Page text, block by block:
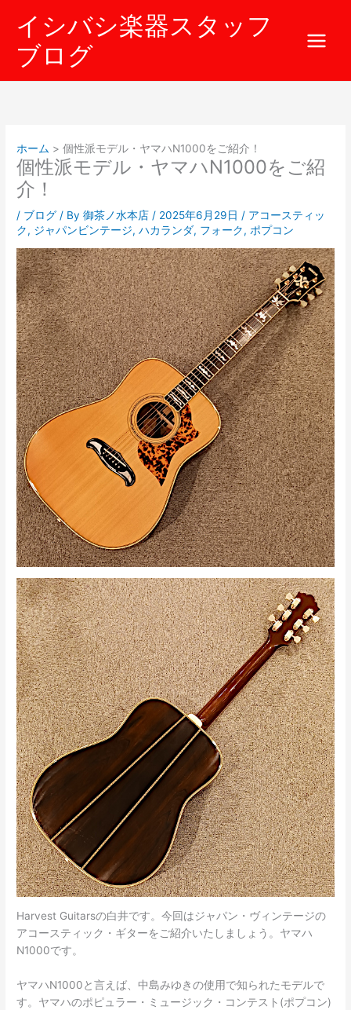
イシバシ楽器スタッフ
ブログ
ホーム 個性派モデル・ヤマハN1000をご紹介！
個性派モデル・ヤマハN1000をご紹
介！
/ ブログ / By御茶ノ水本店 / 2025年6月29日 / アコースティッ
ク, ジャパンビンテージ,ハカランダ, フォーク, ポプコン
Harvest Guitarsの白井です。今回はジャパン・ヴィンテージの
アコースティック・ギターをご紹介いたしましょう。ヤマハ
N1000です。
ヤマハN1000と言えば、中島みゆきの使用で知られたモデルで
す。ヤマハのポピュラー・ミュージック・コンテスト(ポプコン)